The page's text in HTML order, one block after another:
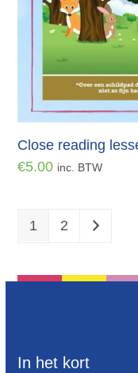
Close reading
€5.00 inc. BTW
1 2
In het kort